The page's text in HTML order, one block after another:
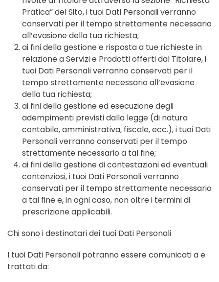
Pratica” del Sito, i tuoi Dati Personali verranno
conservati per il tempo strettamente necessario
all’evasione della tua richiesta;
ai fini della gestione e risposta a tue richieste in
relazione a Servizi e Prodotti offerti dal Titolare, i
tuoi Dati Personali verranno conservati per il
tempo strettamente necessario all’evasione
della tua richiesta;
ai fini della gestione ed esecuzione degli
adempimenti previsti dalla legge (di natura
contabile, amministrativa, fiscale, ecc.), i tuoi Dati
Personali verranno conservati per il tempo
strettamente necessario a tal fine;
ai fini della gestione di contestazioni ed eventuali
contenziosi, i tuoi Dati Personali verranno
conservati per il tempo strettamente necessario
a tal fine e, in ogni caso, non oltre i termini di
prescrizione applicabili.
Chi sono i destinatari dei tuoi Dati Personali
I tuoi Dati Personali potranno essere comunicati a e
trattati da: